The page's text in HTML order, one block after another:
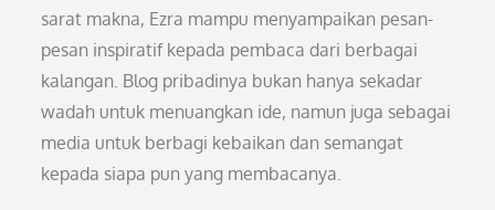
sarat makna, Ezra mampu menyampaikan pesan-
pesan inspiratif kepada pembaca dari berbagai
kalangan. Blog pribadinya bukan hanya sekadar
wadah untuk menuangkan ide, namun juga sebagai
media untuk berbagi kebaikan dan semangat
kepada siapa pun yang membacanya.